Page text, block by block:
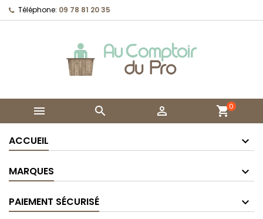
Téléphone: 09 78 81 20 35
   shopping_cart0
ACCUEIL
MARQUES
PAIEMENT SÉCURISÉ